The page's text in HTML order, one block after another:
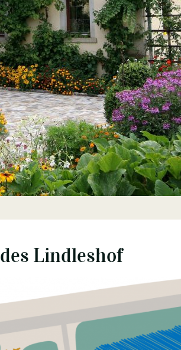
Lindleshof